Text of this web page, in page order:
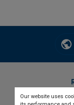
Our website uses